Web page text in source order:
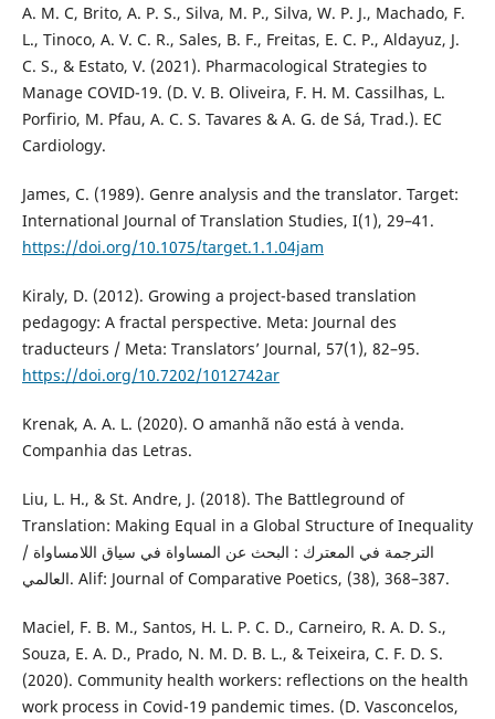
A. M. C, Brito, A. P. S., Silva, M. P., Silva, W. P. J., Machado, F.
L., Tinoco, A. V. C. R., Sales, B. F., Freitas, E. C. P., Aldayuz, J.
C. S., & Estato, V. (2021). Pharmacological Strategies to
Manage COVID-19. (D. V. B. Oliveira, F. H. M. Cassilhas, L.
Porfirio, M. Pfau, A. C. S. Tavares & A. G. de Sá, Trad.). EC
Cardiology.
James, C. (1989). Genre analysis and the translator. Target:
International Journal of Translation Studies, I(1), 29–41.
https://doi.org/10.1075/target.1.1.04jam
Kiraly, D. (2012). Growing a project-based translation
pedagogy: A fractal perspective. Meta: Journal des
traducteurs / Meta: Translators’ Journal, 57(1), 82–95.
https://doi.org/10.7202/1012742ar
Krenak, A. A. L. (2020). O amanhã não está à venda.
Companhia das Letras.
Liu, L. H., & St. Andre, J. (2018). The Battleground of
Translation: Making Equal in a Global Structure of Inequality
/ الترجمة في المعترك : البحث عن المساواة في سياق اللامساواة
العالمي. Alif: Journal of Comparative Poetics, (38), 368–387.
Maciel, F. B. M., Santos, H. L. P. C. D., Carneiro, R. A. D. S.,
Souza, E. A. D., Prado, N. M. D. B. L., & Teixeira, C. F. D. S.
(2020). Community health workers: reflections on the health
work process in Covid-19 pandemic times. (D. Vasconcelos,